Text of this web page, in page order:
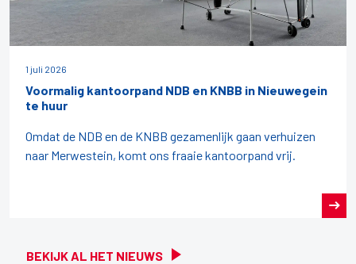
BEKIJK AL HET NIEUWS
1 juli 2026
Voormalig kantoorpand NDB en KNBB in Nieuwegein
te huur
Omdat de NDB en de KNBB gezamenlijk gaan verhuizen
naar Merwestein, komt ons fraaie kantoorpand vrij.